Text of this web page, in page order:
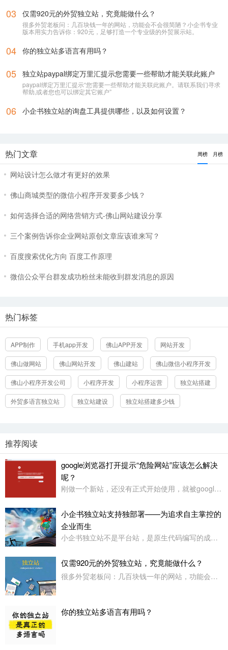
03 仅需920元的外贸独立站，究竟能做什么？
很多外贸老板问：几百块钱一年的网站，功能会不会很简陋？小企书专业
版本用实力告诉你：920元，足够打造一个专业级的外贸展示站。
04 你的独立站多语言有用吗？
05 独立站paypal绑定万里汇提示您需要一些帮助才能关联此账户
paypal绑定万里汇提示“您需要一些帮助才能关联此账户。请联系我们寻求
帮助,或者您也可以绑定其它账户”
06 小企书独立站的询盘工具提供哪些，以及如何设置？
热门文章 周榜 月榜
网站设计怎么做才有更好的效果
佛山商城类型的微信小程序开发要多少钱？
如何选择合适的网络营销方式-佛山网站建设分享
三个案例告诉你企业网站原创文章应该谁来写？
百度搜索优化方向 百度工作原理
微信公众平台群发成功粉丝未能收到群发消息的原因
热门标签
APP制作 手机app开发 佛山APP开发 网站开发
佛山做网站 佛山网站开发 佛山建站 佛山微信小程序开发
佛山小程序开发公司 小程序开发 小程序运营 独立站搭建
外贸多语言独立站 独立站建设 独立站搭建多少钱
推荐阅读
google浏览器打开提示“危险网站”应该怎么解决
呢？
刚做一个新站，还没有正式开始使用，就被google浏览器定义为“危险网站”了，其它浏览器没有任何提示或影响
小企书独立站支持独部署——为追求自主掌控的
企业而生
小企书独立站不是平台站，是原生代码编写的成品站。不依赖于任何第三方平台，所以是支持客户自行购买服务器，并把网站搭建在自己的服务器上使用！
仅需920元的外贸独立站，究竟能做什么？
很多外贸老板问：几百块钱一年的网站，功能会不会很简陋？小企书专业版本用实力告诉你：920元，足够打造一个专业级的外贸展示站。
你的独立站多语言有用吗？
立即提交